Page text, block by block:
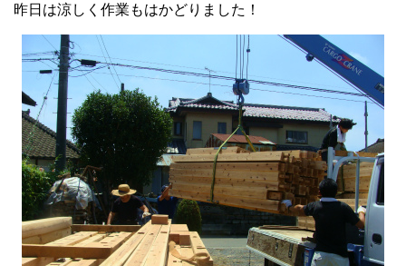
昨日は涼しく作業もはかどりました！